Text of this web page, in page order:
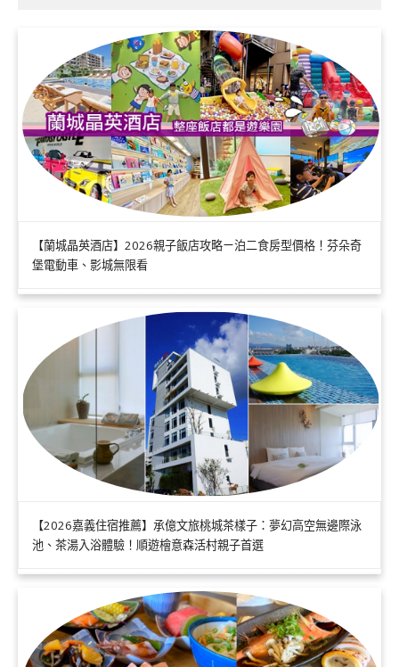
【蘭城晶英酒店】2026親子飯店攻略ㄧ泊二食房型價格！芬朵奇
堡電動車、影城無限看
【2026嘉義住宿推薦】承億文旅桃城茶樣子：夢幻高空無邊際泳
池、茶湯入浴體驗！順遊檜意森活村親子首選